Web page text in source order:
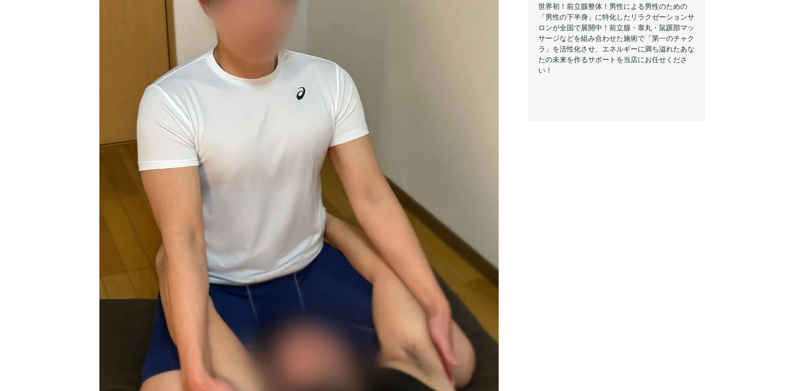
世界初！前立腺整体！男性による男性のための
「男性の下半身」に特化したリラクゼーションサ
ロンが全国で展開中！前立腺・睾丸・鼠蹊部マッ
サージなどを組み合わせた施術で「第一のチャク
ラ」を活性化させ、エネルギーに満ち溢れたあな
たの未来を作るサポートを当店にお任せくださ
い！